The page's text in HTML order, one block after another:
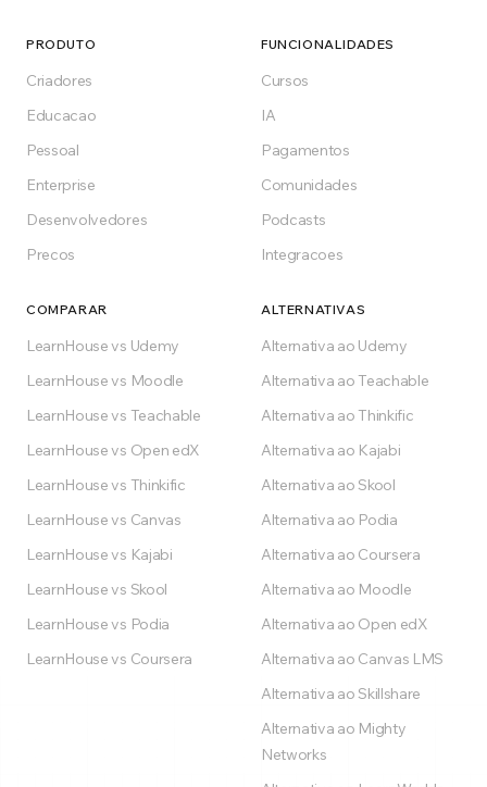
hospedagem própria no plano Enterprise.
Começar grátis
Grátis para sempre no plano Free
PRODUTO
Criadores
Educacao
Pessoal
Enterprise
Desenvolvedores
Precos
FUNCIONALIDADES
Cursos
IA
Pagamentos
Comunidades
Podcasts
Integracoes
COMPARAR
LearnHouse vs Udemy
LearnHouse vs Moodle
LearnHouse vs Teachable
LearnHouse vs Open edX
LearnHouse vs Thinkific
LearnHouse vs Canvas
LearnHouse vs Kajabi
LearnHouse vs Skool
LearnHouse vs Podia
LearnHouse vs Coursera
ALTERNATIVAS
Alternativa ao Udemy
Alternativa ao Teachable
Alternativa ao Thinkific
Alternativa ao Kajabi
Alternativa ao Skool
Alternativa ao Podia
Alternativa ao Coursera
Alternativa ao Moodle
Alternativa ao Open edX
Alternativa ao Canvas LMS
Alternativa ao Skillshare
Alternativa ao Mighty
Networks